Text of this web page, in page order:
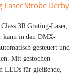
Laser Strobe Derby
3R Grating-Laser,
kann in den DMX-
gesteuert und
Mit gestochen
LEDs für gleißende,